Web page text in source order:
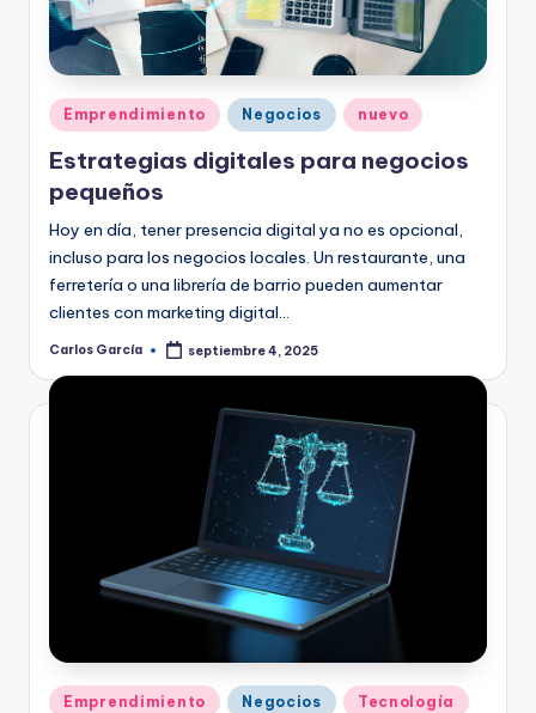
Publicado
en
Emprendimiento Negocios nuevo
Estrategias digitales para negocios
pequeños
Hoy en día, tener presencia digital ya no es opcional,
incluso para los negocios locales. Un restaurante, una
ferretería o una librería de barrio pueden aumentar
clientes con marketing digital…
Publicado
Carlos García septiembre 4, 2025
Publicado
Emprendimiento Negocios Tecnología